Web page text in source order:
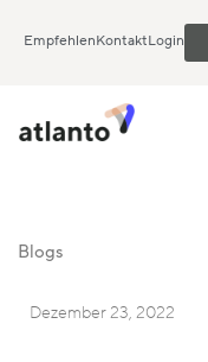
EmpfehlenKontaktLogin
Blogs
Dezember 23, 2022